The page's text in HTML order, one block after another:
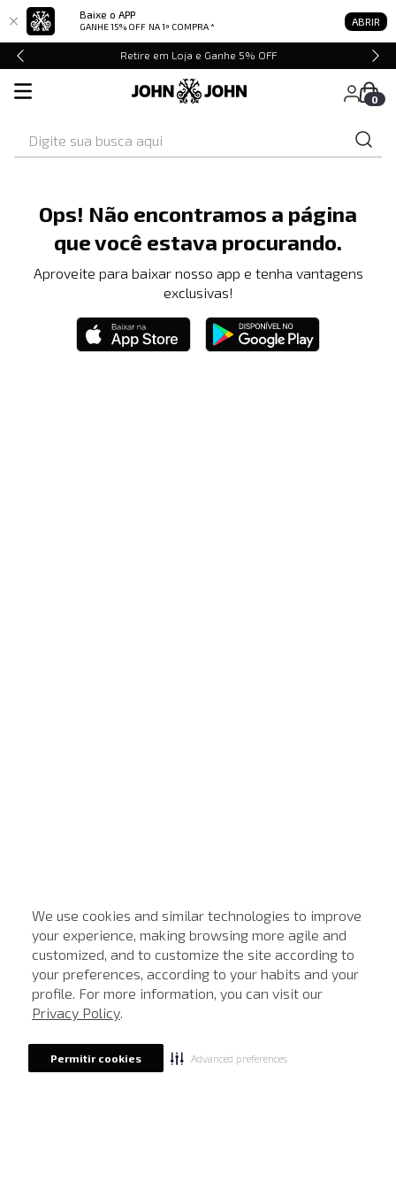
Baixe o APP
GANHE 15% OFF NA 1ª COMPRA * ABRIR
We use cookies and similar technologies to improve
your experience, making browsing more agile and
customized, and to customize the site according to
your preferences, according to your habits and your
profile. For more information, you can visit our
Privacy Policy.
Permitir cookies Advanced preferences
Retire em Loja e Ganhe 5% OFF
0
Ops! Não encontramos a página
que você estava procurando.
Aproveite para baixar nosso app e tenha vantagens
exclusivas!